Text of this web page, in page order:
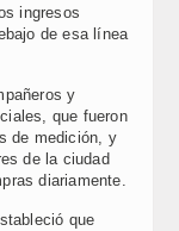
ingresos
de esa línea
y
que fueron
de medición, y
de la ciudad
diariamente.
que